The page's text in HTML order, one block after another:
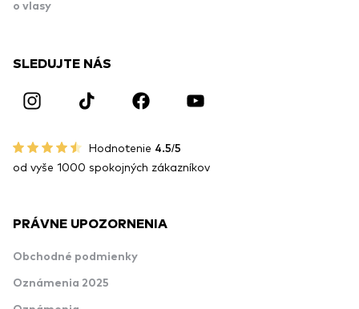
o vlasy
SLEDUJTE NÁS
Hodnotenie 4.5/5
od vyše 1000 spokojných zákazníkov
PRÁVNE UPOZORNENIA
Obchodné podmienky
Oznámenia 2025